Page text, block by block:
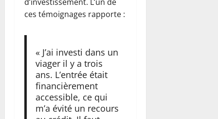
ces témoignages rapporte :
« J’ai investi dans un
viager il y a trois
ans. L’entrée était
financièrement
accessible, ce qui
m’a évité un recours